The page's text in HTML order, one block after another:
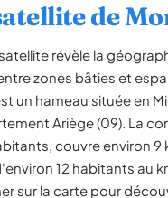
de
révèle la
zones bâties et
un hameau située en
Ariège (09). La
couvre environ 9
12 habitants au
sur la carte pour